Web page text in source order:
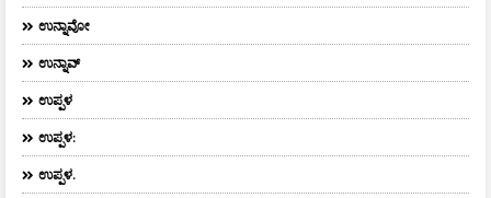
ಉನ್ನಾವೋ
ಉನ್ನಾವ್
ಉಪ್ಪಳ
ಉಪ್ಪಳ:
ಉಪ್ಪಳ.